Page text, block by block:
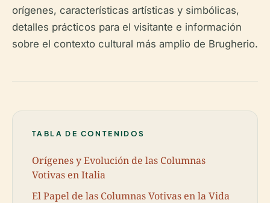
orígenes, características artísticas y simbólicas,
detalles prácticos para el visitante e información
sobre el contexto cultural más amplio de Brugherio.
TABLA DE CONTENIDOS
Orígenes y Evolución de las Columnas
Votivas en Italia
El Papel de las Columnas Votivas en la Vida